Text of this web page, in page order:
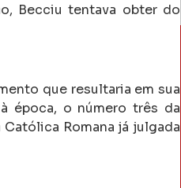
Becciu tentava obter do
que resultaria em sua
época, o número três da
Romana já julgada